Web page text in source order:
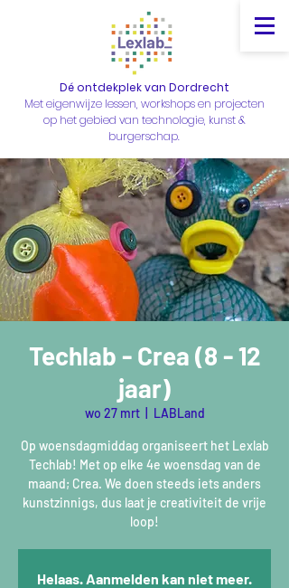
Dé ontdekplek van Dordrecht
Met eigenwijze lessen, workshops en projecten
op het gebied van technologie, kunst &
burgerschap.
Techlab - Crea (8 - 12
jaar)
wo 27 mrt
  |
LABLand
Op woensdagmiddag organiseert het Lexlab
Techlab! Met op elke 4e woensdag van de
maand; Crea. We doen steeds iets anders
kunstzinnigs, dus laat je creativiteit de vrije
loop!
Helaas. Aanmelden kan niet meer.